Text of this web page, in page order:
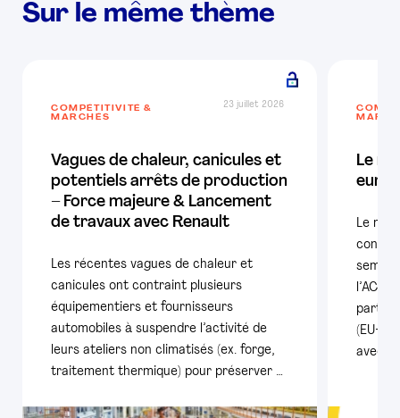
Sur le même thème
COMPÉTITIVITÉ &
MARCHÉS
23 juillet 2026
Vagues de chaleur, canicules et
potentiels arrêts de production
– Force majeure & Lancement
de travaux avec Renault
Les récentes vagues de chaleur et
canicules ont contraint plusieurs
équipementiers et fournisseurs
automobiles à suspendre l’activité de
leurs ateliers non climatisés (ex. forge,
traitement thermique) pour préserver …
Le
Le
avec